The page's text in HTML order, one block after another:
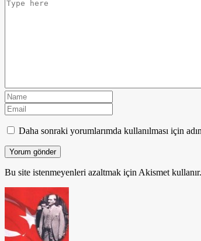
Daha sonraki yorumlarımda kullanılması için
Bu site istenmeyenleri azaltmak için Akismet kullanır.